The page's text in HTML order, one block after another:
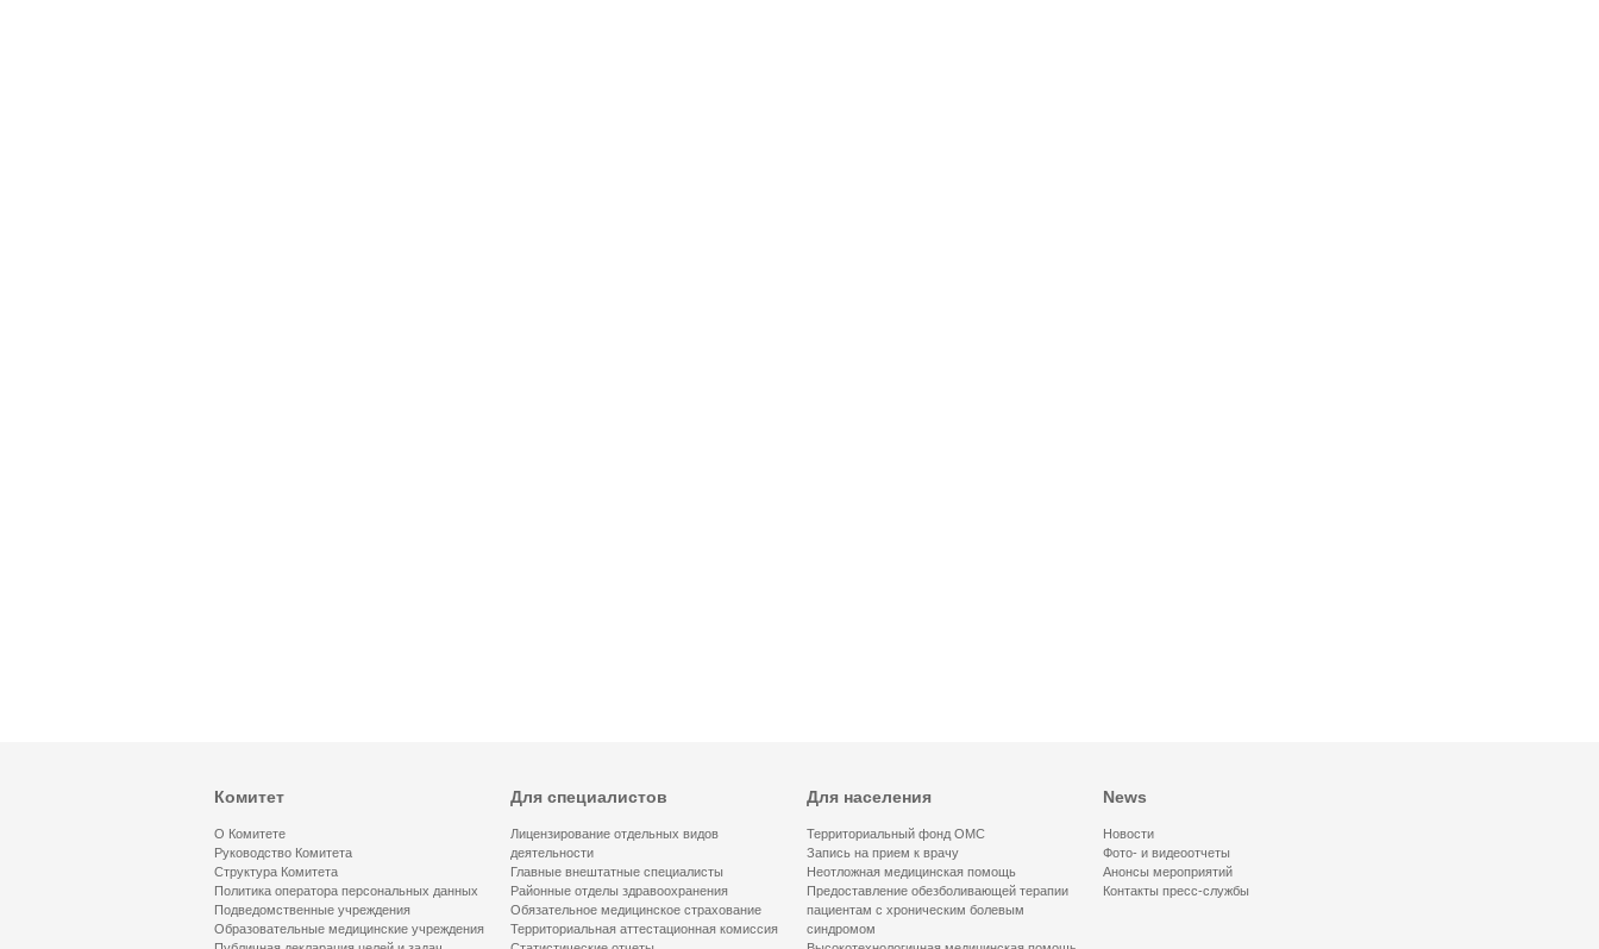
Комитет
О Комитете
Руководство Комитета
Структура Комитета
Политика оператора персональных данных
Подведомственные учреждения
Образовательные медицинские учреждения
Для специалистов
Лицензирование отдельных видов
деятельности
Главные внештатные специалисты
Районные отделы здравоохранения
Обязательное медицинское страхование
Территориальная аттестационная комиссия
Для населения
Территориальный фонд ОМС
Запись на прием к врачу
Неотложная медицинская помощь
Предоставление обезболивающей терапии
пациентам с хроническим болевым
синдромом
News
Новости
Фото- и видеоотчеты
Анонсы мероприятий
Контакты пресс-службы